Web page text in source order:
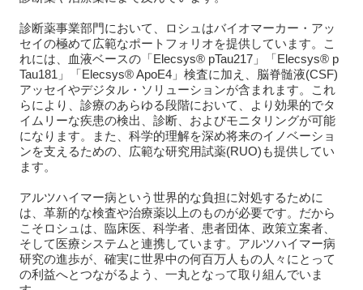
診断薬事業部門において、ロシュはバイオマーカー・アッ
セイの極めて広範なポートフォリオを提供しています。こ
れには、血液ベースの「Elecsys® pTau217」「Elecsys® p
Tau181」「Elecsys® ApoE4」検査に加え、脳脊髄液(CSF)
アッセイやデジタル・ソリューションが含まれます。これ
らにより、診療のあらゆる段階において、より効果的でタ
イムリーな疾患の検出、診断、およびモニタリングが可能
になります。また、科学的理解を深め将来のイノベーショ
ンを支えるための、広範な研究用試薬(RUO)も提供してい
ます。
アルツハイマー病という世界的な負担に対処するために
は、革新的な検査や治療薬以上のものが必要です。だから
こそロシュは、臨床医、科学者、患者団体、政策立案者、
そして医療システムと連携しています。アルツハイマー病
研究の進歩が、確実に世界中の何百万人もの人々にとって
の利益へとつながるよう、一丸となって取り組んでいま